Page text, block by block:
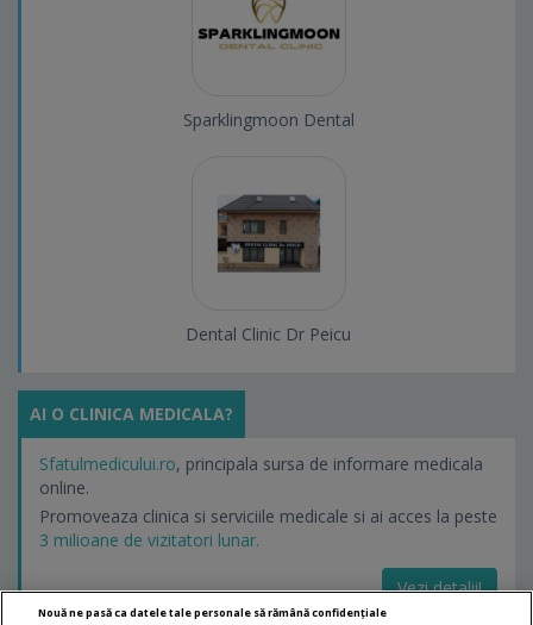
Sparklingmoon Dental
Dental Clinic Dr Peicu
AI O CLINICA MEDICALA?
Sfatulmedicului.ro, principala sursa de informare medicala
online.
Promoveaza clinica si serviciile medicale si ai acces la peste
3 milioane de vizitatori lunar.
Vezi detalii!
Nouă ne pasă ca datele tale personale să rămână confidențiale